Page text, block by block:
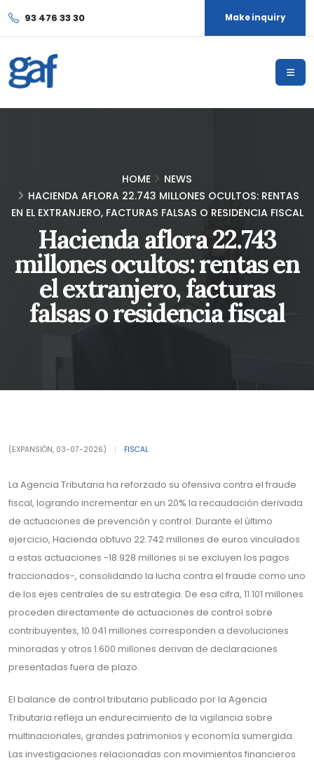
93 476 33 30 Make inquiry
HOME
NEWS
HACIENDA AFLORA 22.743 MILLONES OCULTOS: RENTAS
EN EL EXTRANJERO, FACTURAS FALSAS O RESIDENCIA FISCAL
Hacienda aflora 22.743
millones ocultos: rentas en
el extranjero, facturas
falsas o residencia fiscal
(EXPANSIÓN, 03-07-2026) FISCAL
La Agencia Tributaria ha reforzado su ofensiva contra el fraude
fiscal, logrando incrementar en un 20% la recaudación derivada
de actuaciones de prevención y control. Durante el último
ejercicio, Hacienda obtuvo 22.742 millones de euros vinculados
a estas actuaciones -18.928 millones si se excluyen los pagos
fraccionados-, consolidando la lucha contra el fraude como uno
de los ejes centrales de su estrategia. De esa cifra, 11.101 millones
proceden directamente de actuaciones de control sobre
contribuyentes, 10.041 millones corresponden a devoluciones
minoradas y otros 1.600 millones derivan de declaraciones
presentadas fuera de plazo.
El balance de control tributario publicado por la Agencia
Tributaria refleja un endurecimiento de la vigilancia sobre
multinacionales, grandes patrimonios y economía sumergida.
Las investigaciones relacionadas con movimientos financieros